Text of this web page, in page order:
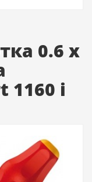
0.6 x
1160 i